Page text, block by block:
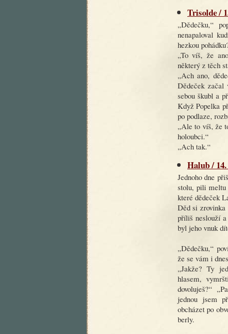
Trisolde /
„Dědečku,“
nenapaloval
hezkou
„To víš, že
některý z těch
„Ach ano,
Dědeček začal
sebou škubl a
Když Popelka
po podlaze,
„Ale to víš, že
holoubci.“
„Ach tak.“
Halub /
Jednoho dne
stolu, pili meltu
které dědeček
Děd si
příliš neslouží
byl jeho vnuk
„Dědečku,“
že se vám i
„Jakže? Ty
hlasem,
dovoluješ?“
jednou jsem
obcházet po
berly.